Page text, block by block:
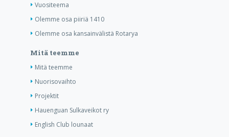
Vuositeema
Olemme osa piiriä 1410
Olemme osa kansainvälistä Rotarya
Mitä teemme
Mitä teemme
Nuorisovaihto
Projektit
Hauenguan Sulkaveikot ry
English Club lounaat